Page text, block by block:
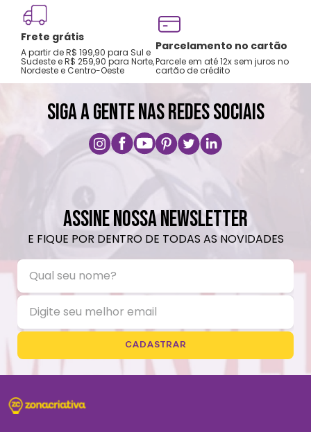
deixe pelo menos 1,5cm de espaço para
poder fechar o copo.
Choques ou quedas podem trincar ou
quebrar o produto.
Não é a prova de pequenos vazamentos,
carregue o produto apenas na posição
vertical e não coloque em bolsas ou
mochilas.
Lavar com água, esponja macia e sabão
Não recomendado colocar no freezer.
Não vai á lava-louças, nem ao micro-
Não utilizar produtos químicos e abrasivos.
Frete grátis
A partir de R$ 199,90 para Sul e
Sudeste e R$ 259,90 para Norte,
Nordeste e Centro-Oeste
Parcelamento no cartão
Parcele em até 12x sem juros no
cartão de crédito
SIGA A GENTE NAS REDES SOCIAIS
ASSINE NOSSA NEWSLETTER
E FIQUE POR DENTRO DE TODAS AS NOVIDADES
CADASTRAR